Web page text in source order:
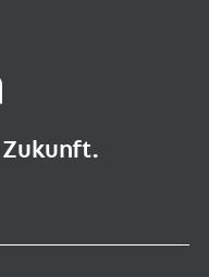
Zukunft.